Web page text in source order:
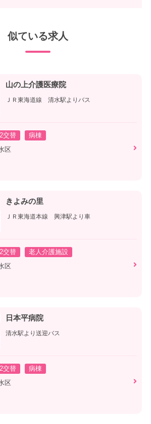
似ている求人
山の上介護医療院
ＪＲ東海道線 清水駅よりバス
2交替
病棟
区
きよみの里
ＪＲ東海道本線 興津駅より車
2交替
老人介護施設
区
日本平病院
清水駅より送迎バス
2交替
病棟
区